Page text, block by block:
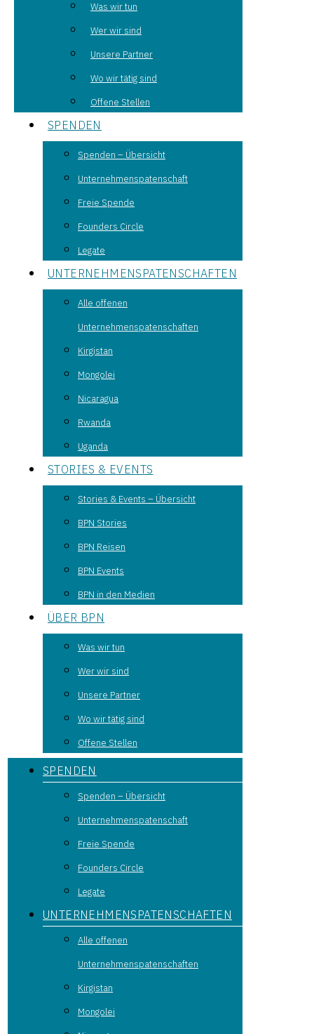
Was wir tun
Wer wir sind
Unsere Partner
Wo wir tätig sind
Offene Stellen
SPENDEN
Spenden – Übersicht
Unternehmenspatenschaft
Freie Spende
Founders Circle
Legate
UNTERNEHMENSPATENSCHAFTEN
Alle offenen
Unternehmenspatenschaften
Kirgistan
Mongolei
Nicaragua
Rwanda
Uganda
STORIES & EVENTS
Stories & Events – Übersicht
BPN Stories
BPN Reisen
BPN Events
BPN in den Medien
ÜBER BPN
Was wir tun
Wer wir sind
Unsere Partner
Wo wir tätig sind
Offene Stellen
SPENDEN
Spenden – Übersicht
Unternehmenspatenschaft
Freie Spende
Founders Circle
Legate
UNTERNEHMENSPATENSCHAFTEN
Alle offenen
Unternehmenspatenschaften
Kirgistan
Mongolei